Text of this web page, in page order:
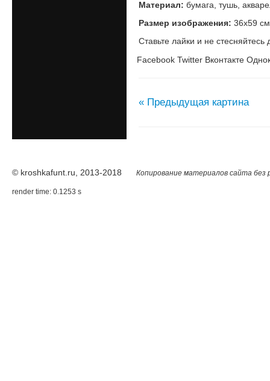
Материал: бумага, тушь,
Размер изображения: 36х59 см
Ставьте лайки и не стесняйтесь
Facebook Twitter Вконтакте
« Предыдущая картина
© kroshkafunt.ru, 2013-2018 Копирование материалов сайта без
render time: 0.1253 s